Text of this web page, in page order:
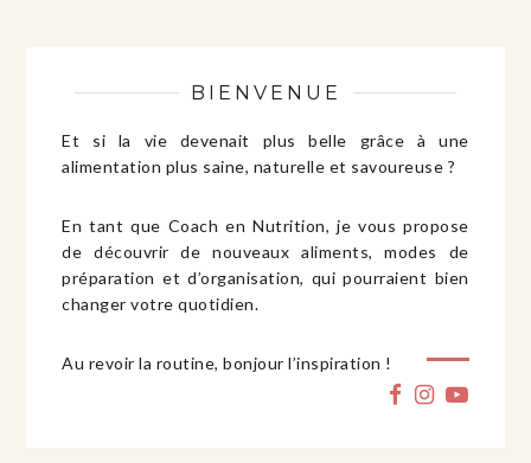
BIENVENUE
Et si la vie devenait plus belle grâce à une
alimentation plus saine, naturelle et savoureuse ?
En tant que Coach en Nutrition, je vous propose
de découvrir de nouveaux aliments, modes de
préparation et d’organisation, qui pourraient bien
changer votre quotidien.
Au revoir la routine, bonjour l’inspiration !